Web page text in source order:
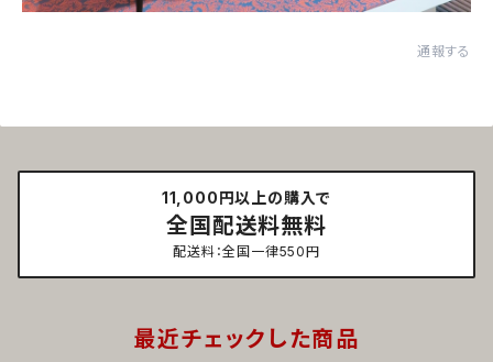
通報する
11,000円以上の購入で
全国配送料無料
配送料：全国一律550円
最近チェックした商品